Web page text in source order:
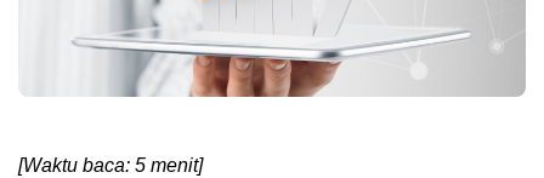
[Waktu baca: 5 menit]